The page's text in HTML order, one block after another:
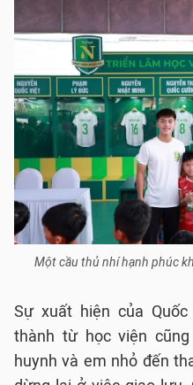
Một cầu thủ nhí hạnh phúc
Sự xuất hiện của
thành từ học viện
huynh và em nhỏ đến